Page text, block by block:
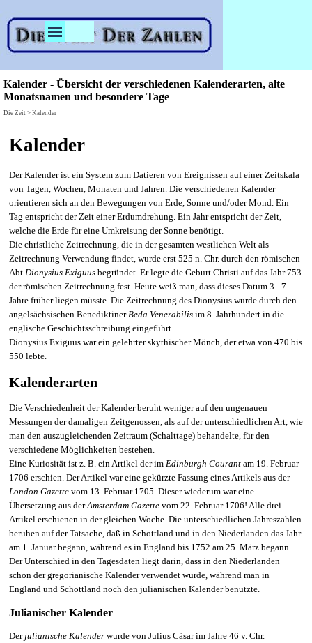
Menü überspringen
Kalender - Übersicht der verschiedenen Kalenderarten, alte
Monatsnamen und besondere Tage
Die Zeit > Kalender
Kalender
Der Kalender ist ein System zum Datieren von Ereignissen auf einer Zeitskala
von Tagen, Wochen, Monaten und Jahren. Die verschiedenen Kalender
orientieren sich an den Bewegungen von Erde, Sonne und/oder Mond. Ein
Tag entspricht der Zeit einer Erdumdrehung. Ein Jahr entspricht der Zeit,
welche die Erde für eine Umkreisung der Sonne benötigt.
Die christliche Zeitrechnung, die in der gesamten westlichen Welt als
Zeitrechnung Verwendung findet, wurde erst 525 n. Chr. durch den römischen
Abt Dionysius Exiguus begründet. Er legte die Geburt Christi auf das Jahr 753
der römischen Zeitrechnung fest. Heute weiß man, dass dieses Datum 3 - 7
Jahre früher liegen müsste. Die Zeitrechnung des Dionysius wurde durch den
angelsächsischen BenediktinerBeda Venerabilis im 8. Jahrhundert in die
englische Geschichtsschreibung eingeführt.
Dionysius Exiguus war ein gelehrter skythischer Mönch, der etwa von 470 bis
550 lebte.
Kalenderarten
Die Verschiedenheit der Kalender beruht weniger auf den ungenauen
Messungen der damaligen Zeitgenossen, als auf der unterschiedlichen Art, wie
man den auszugleichenden Zeitraum (Schalttage) behandelte, für den
verschiedene Möglichkeiten bestehen.
Eine Kuriosität ist z. B. ein Artikel der im Edinburgh Courant am 19. Februar
1706 erschien. Der Artikel war eine gekürzte Fassung eines Artikels aus der
London Gazette vom 13. Februar 1705. Dieser wiederum war eine
Übersetzung aus derAmsterdam Gazette vom 22. Februar 1706! Alle drei
Artikel erschienen in der gleichen Woche. Die unterschiedlichen Jahreszahlen
beruhen auf der Tatsache, daß in Schottland und in den Niederlanden das Jahr
am 1. Januar begann, während es in England bis 1752 am 25. März begann.
Der Unterschied in den Tagesdaten liegt darin, dass in den Niederlanden
schon der gregorianische Kalender verwendet wurde, während man in
England und Schottland noch den julianischen Kalender benutzte.
Julianischer Kalender
Der julianische Kalender wurde von Julius Cäsar im Jahre 46 v. Chr.